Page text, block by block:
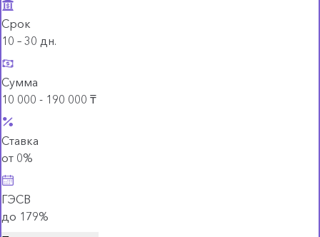
Срок
10 – 30 дн.
Сумма
10 000 - 190 000 ₸
Ставка
от 0%
ГЭСВ
до 179%